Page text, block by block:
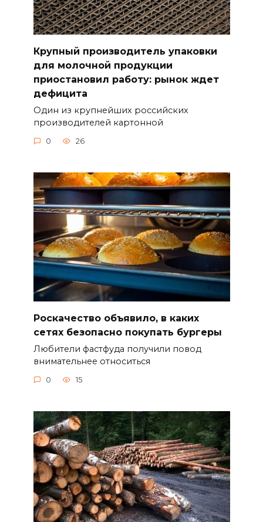
Крупный производитель упаковки
для молочной продукции
приостановил работу: рынок ждет
дефицита
Один из крупнейших российских
производителей картонной
0 26
Роскачество объявило, в каких
сетях безопасно покупать бургеры
Любители фастфуда получили повод
внимательнее относиться
0 15